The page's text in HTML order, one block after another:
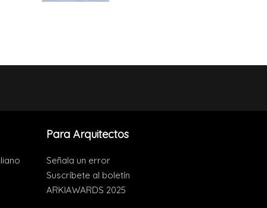
Para Arquitectos
Señala un error
Suscríbete al boletín
ARKIAWARDS 2025